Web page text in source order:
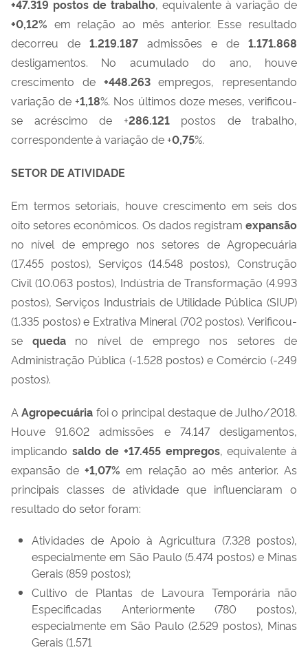
+47.319 postos de trabalho, equivalente à variação de
+0,12% em relação ao mês anterior. Esse resultado
decorreu de 1.219.187 admissões e de 1.171.868
desligamentos. No acumulado do ano, houve
crescimento de +448.263empregos, representando
variação de +1,18%. Nos últimos doze meses, verificou-
se acréscimo de +286.121postos de trabalho,
correspondente à variação de +0,75%.
SETOR DE ATIVIDADE
Em termos setoriais, houve crescimento em seis dos
oito setores econômicos. Os dados registram expansão
no nível de emprego nos setores de Agropecuária
(17.455 postos), Serviços (14.548 postos), Construção
Civil (10.063 postos), Indústria de Transformação (4.993
postos), Serviços Industriais de Utilidade Pública (SIUP)
(1.335 postos) e Extrativa Mineral (702 postos). Verificou-
se quedano nível de emprego nos setores de
Administração Pública (-1.528 postos) e Comércio (-249
postos).
AAgropecuária foi o principal destaque de Julho/2018.
Houve 91.602 admissões e 74.147 desligamentos,
implicando saldo de +17.455 empregos, equivalente à
expansão de+1,07% em relação ao mês anterior. As
principais classes de atividade que influenciaram o
resultado do setor foram:
Atividades de Apoio à Agricultura (7.328 postos),
especialmente em São Paulo (5.474 postos) e Minas
Gerais (859 postos);
Cultivo de Plantas de Lavoura Temporária não
Especificadas Anteriormente (780 postos),
especialmente em São Paulo (2.529 postos), Minas
Gerais (1.571